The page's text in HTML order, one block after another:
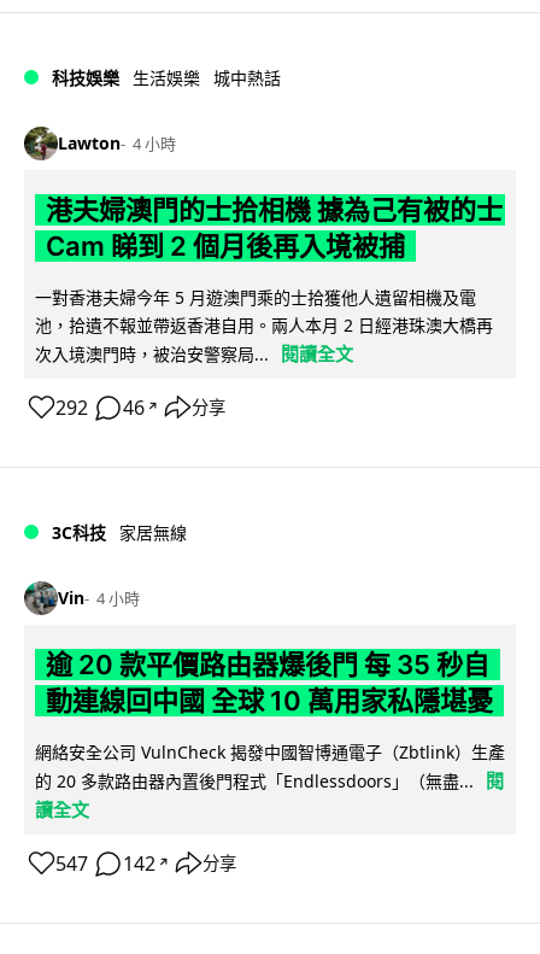
科技娛樂 生活娛樂 城中熱話
Lawton 4 小時
港夫婦澳門的士拾相機 據為己有被的士
Cam 睇到 2 個月後再入境被捕
一對香港夫婦今年 5 月遊澳門乘的士拾獲他人遺留相機及電
池，拾遺不報並帶返香港自用。兩人本月 2 日經港珠澳大橋再
次入境澳門時，被治安警察局...
閱讀全文
292 46 ↗ 分享
3C科技 家居無線
Vin 4 小時
逾 20 款平價路由器爆後門 每 35 秒自
動連線回中國 全球 10 萬用家私隱堪憂
網絡安全公司 VulnCheck 揭發中國智博通電子（Zbtlink）生產
的 20 多款路由器內置後門程式「Endlessdoors」（無盡...
閱
讀全文
547 142 ↗ 分享